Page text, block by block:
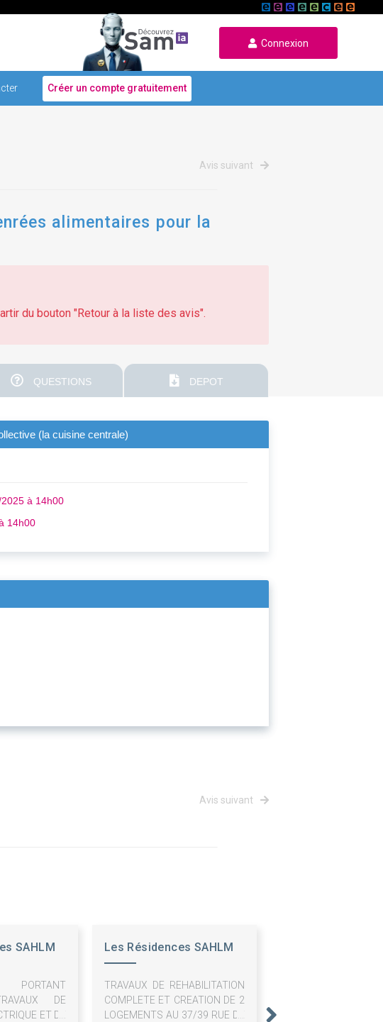
Connexion
Créer un compte gratuitement
Avis suivant
alimentaires pour la
du bouton "Retour à la liste des avis".
QUESTIONS DEPOT
(la cuisine centrale)
à 14h00
14h00
Avis suivant
SAHLM
PORTANT
DE
ET DE
Les Résidences SAHLM
TRAVAUX DE REHABILITATION
COMPLETE ET CREATION DE 2
LOGEMENTS AU 37/39 RUE DE